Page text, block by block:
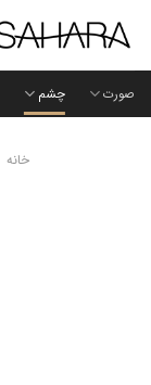
صورت چشم
خانه